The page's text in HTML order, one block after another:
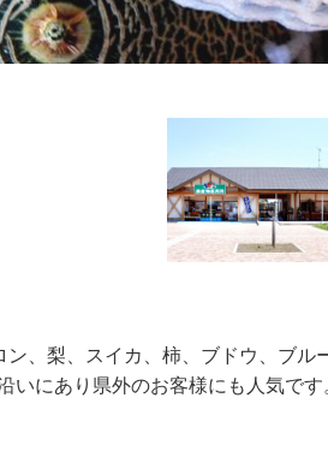
ン、梨、スイカ、柿、ブドウ、ブ
いにあり県外のお客様にも人気です